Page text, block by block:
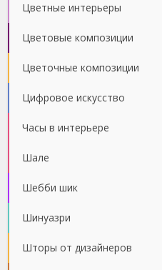
Цветные интерьеры
Цветовые композиции
Цветочные композиции
Цифровое искусство
Часы в интерьере
Шале
Шебби шик
Шинуазри
Шторы от дизайнеров